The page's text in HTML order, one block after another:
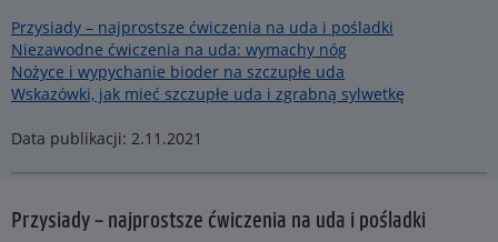
Przysiady – najprostsze ćwiczenia na uda i pośladki
Niezawodne ćwiczenia na uda: wymachy nóg
Nożyce i wypychanie bioder na szczupłe uda
Wskazówki, jak mieć szczupłe uda i zgrabną sylwetkę
Data publikacji: 2.11.2021
Przysiady – najprostsze ćwiczenia na uda i pośladki